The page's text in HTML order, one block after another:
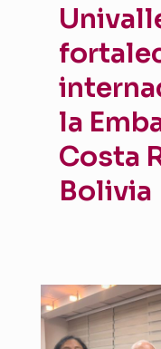
la
Costa
Bolivia